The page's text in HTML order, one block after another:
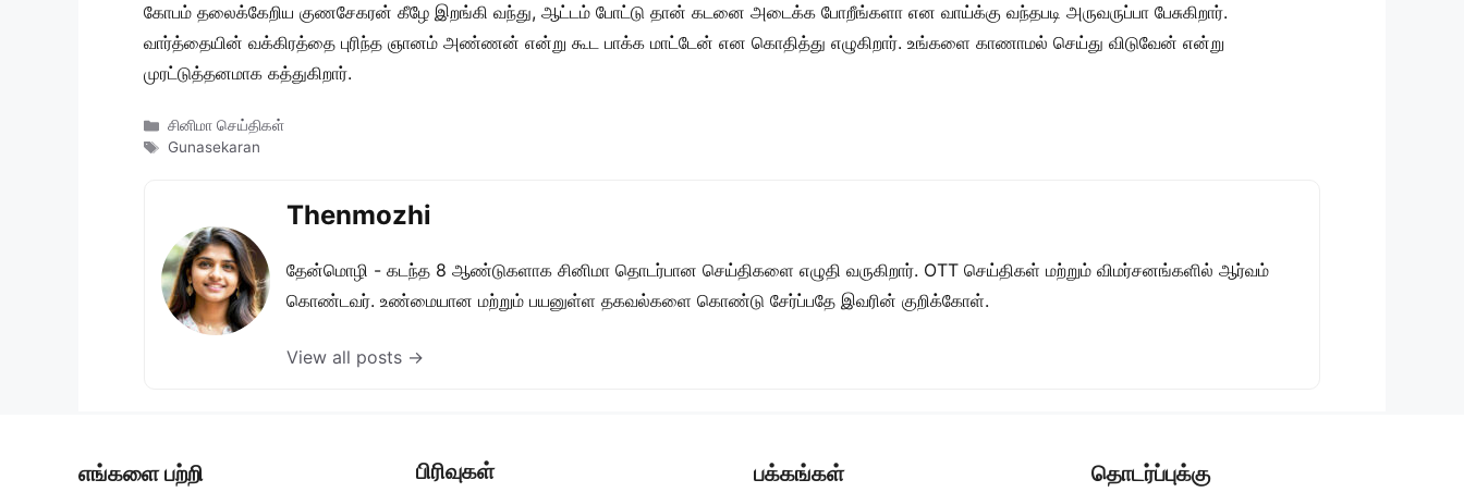
கோபம் தலைக்கேறிய குணசேகரன் கீழே இறங்கி வந்து, ஆட்டம் போட்டு தான் கடனை அடைக்க போறீங்களா என வாய்க்கு வந்தபடி அருவருப்பா பேசுகிறார்.
வார்த்தையின் வக்கிரத்தை புரிந்த ஞானம் அண்ணன் என்று கூட பாக்க மாட்டேன் என கொதித்து எழுகிறார். உங்களை காணாமல் செய்து விடுவேன் என்று
முரட்டுத்தனமாக கத்துகிறார்.
Categories
சினிமா செய்திகள்
Tags
Gunasekaran
Thenmozhi
தேன்மொழி - கடந்த 8 ஆண்டுகளாக சினிமா தொடர்பான செய்திகளை எழுதி வருகிறார். OTT செய்திகள் மற்றும் விமர்சனங்களில் ஆர்வம்
கொண்டவர். உண்மையான மற்றும் பயனுள்ள தகவல்களை கொண்டு சேர்ப்பதே இவரின் குறிக்கோள்.
View all posts →
எங்களை பற்றி பிரிவுகள் பக்கங்கள் தொடர்ப்புக்கு